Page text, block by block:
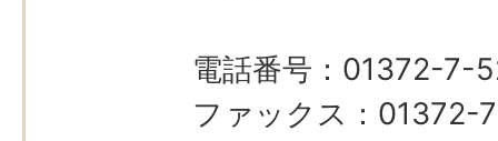
電話番号：01372-7-
ファックス：01372-